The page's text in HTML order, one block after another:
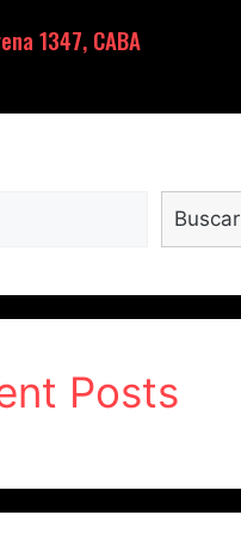
1347, CABA
Buscar
Posts